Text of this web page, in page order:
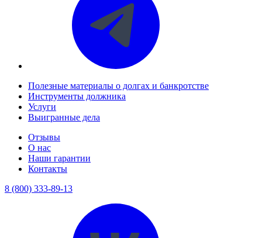
Полезные материалы о долгах и банкротстве
Инструменты должника
Услуги
Выигранные дела
Отзывы
О нас
Наши гарантии
Контакты
8 (800) 333-89-13